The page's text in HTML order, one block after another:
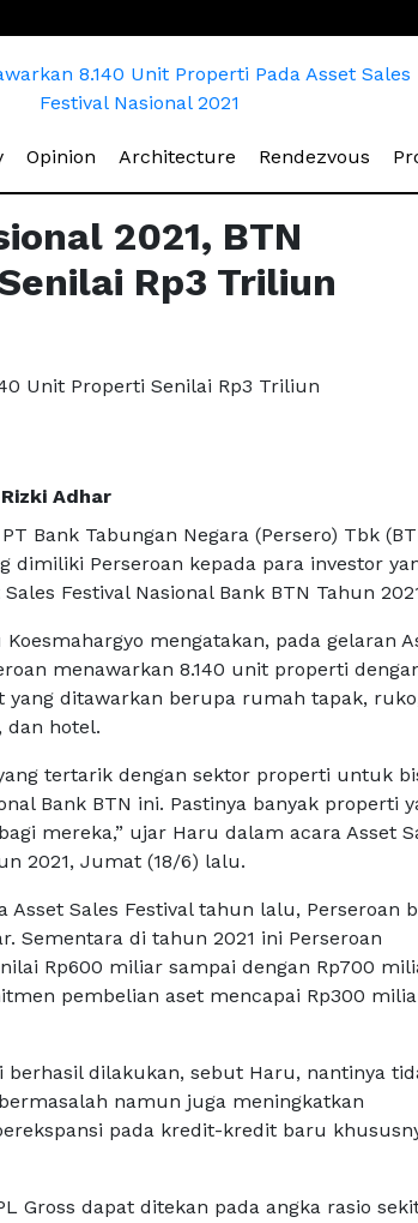
(current)
Opinion (current)
Architecture (current)
Rendezvous
2021, BTN
Rp3 Triliun
Rizki Adhar
PT Bank Tabungan Negara (Persero) Tbk
dimiliki Perseroan kepada para investor
Festival Nasional Bank BTN Tahun
mengatakan, pada gelaran
menawarkan 8.140 unit properti
yang ditawarkan berupa rumah tapak,
dan hotel.
tertarik dengan sektor properti untuk
Bank BTN ini. Pastinya banyak properti
mereka,” ujar Haru dalam acara Asset
2021, Jumat (18/6) lalu.
Sales Festival tahun lalu, Perseroan
Sementara di tahun 2021 ini Perseroan
Rp600 miliar sampai dengan Rp700
pembelian aset mencapai Rp300
berhasil dilakukan, sebut Haru, nantinya
namun juga meningkatkan
pada kredit-kredit baru
Gross dapat ditekan pada angka rasio